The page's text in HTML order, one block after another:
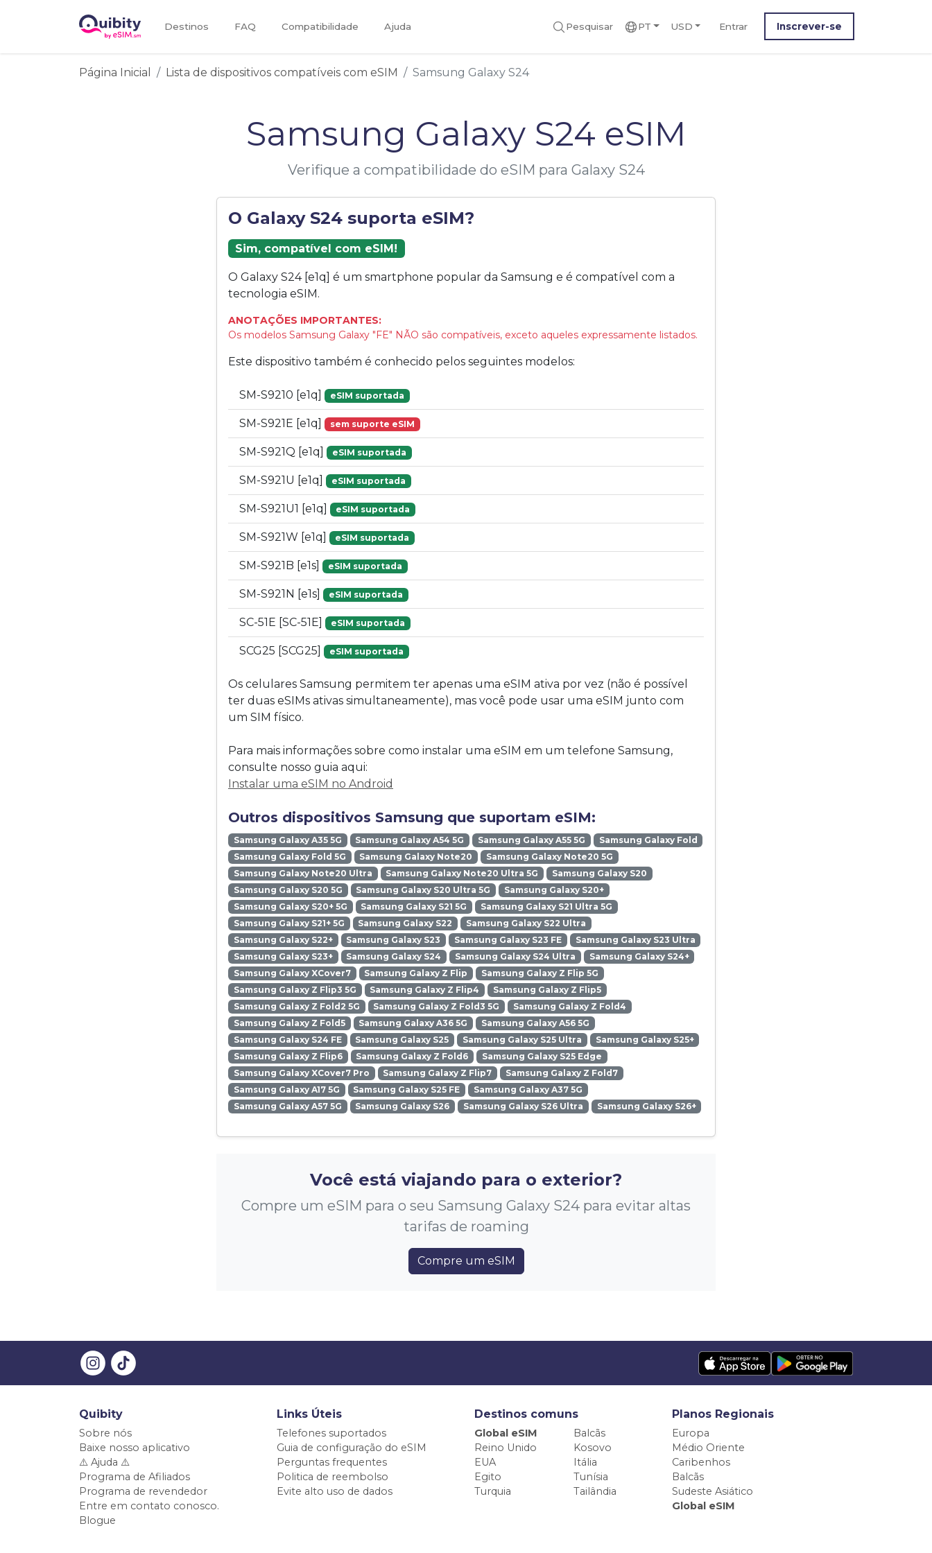
Destinos FAQ Compatibilidade Ajuda Pesquisar PT USD Entrar Inscrever-se
Página Inicial Lista de dispositivos compatíveis com eSIM Samsung Galaxy S24
Samsung Galaxy S24 eSIM
Verifique a compatibilidade do eSIM para Galaxy S24
O Galaxy S24 suporta eSIM?
Sim, compatível com eSIM!
O Galaxy S24 [e1q] é um smartphone popular da Samsung e é compatível com a
tecnologia eSIM.
ANOTAÇÕES IMPORTANTES:
Os modelos Samsung Galaxy "FE" NÃO são compatíveis, exceto aqueles expressamente listados.
Este dispositivo também é conhecido pelos seguintes modelos:
SM-S9210 [e1q] eSIM suportada
SM-S921E [e1q] sem suporte eSIM
SM-S921Q [e1q] eSIM suportada
SM-S921U [e1q] eSIM suportada
SM-S921U1 [e1q] eSIM suportada
SM-S921W [e1q] eSIM suportada
SM-S921B [e1s] eSIM suportada
SM-S921N [e1s] eSIM suportada
SC-51E [SC-51E] eSIM suportada
SCG25 [SCG25] eSIM suportada
Os celulares Samsung permitem ter apenas uma eSIM ativa por vez (não é possível
ter duas eSIMs ativas simultaneamente), mas você pode usar uma eSIM junto com
um SIM físico.
Para mais informações sobre como instalar uma eSIM em um telefone Samsung,
consulte nosso guia aqui:
Instalar uma eSIM no Android
Outros dispositivos Samsung que suportam eSIM:
Samsung Galaxy A35 5G Samsung Galaxy A54 5G Samsung Galaxy A55 5G
Samsung Galaxy Fold
Samsung Galaxy Fold 5G
Samsung Galaxy Note20
Samsung Galaxy Note20 5G
Samsung Galaxy Note20 Ultra
Samsung Galaxy Note20 Ultra 5G
Samsung Galaxy S20
Samsung Galaxy S20 5G
Samsung Galaxy S20 Ultra 5G
Samsung Galaxy S20+
Samsung Galaxy S20+ 5G
Samsung Galaxy S21 5G
Samsung Galaxy S21 Ultra 5G
Samsung Galaxy S21+ 5G
Samsung Galaxy S22
Samsung Galaxy S22 Ultra
Samsung Galaxy S22+
Samsung Galaxy S23 Samsung Galaxy S23 FE
Samsung Galaxy S23 Ultra
Samsung Galaxy S23+
Samsung Galaxy S24 Samsung Galaxy S24 Ultra
Samsung Galaxy S24+
Samsung Galaxy XCover7
Samsung Galaxy Z Flip
Samsung Galaxy Z Flip 5G
Samsung Galaxy Z Flip3 5G
Samsung Galaxy Z Flip4
Samsung Galaxy Z Flip5
Samsung Galaxy Z Fold2 5G
Samsung Galaxy Z Fold3 5G
Samsung Galaxy Z Fold4
Samsung Galaxy Z Fold5
Samsung Galaxy A36 5G
Samsung Galaxy A56 5G
Samsung Galaxy S24 FE
Samsung Galaxy S25 Samsung Galaxy S25 Ultra
Samsung Galaxy S25+
Samsung Galaxy Z Flip6
Samsung Galaxy Z Fold6
Samsung Galaxy S25 Edge
Samsung Galaxy XCover7 Pro
Samsung Galaxy Z Flip7
Samsung Galaxy Z Fold7
Samsung Galaxy A17 5G
Samsung Galaxy S25 FE
Samsung Galaxy A37 5G
Samsung Galaxy A57 5G
Samsung Galaxy S26 Samsung Galaxy S26 Ultra Samsung Galaxy S26+
Você está viajando para o exterior?
Compre um eSIM para o seu Samsung Galaxy S24 para evitar altas
tarifas de roaming
Compre um eSIM
Quibity
Sobre nós
Baixe nosso aplicativo
⚠️ Ajuda ⚠️
Programa de Afiliados
Programa de revendedor
Entre em contato conosco.
Blogue
Links Úteis
Telefones suportados
Guia de configuração do eSIM
Perguntas frequentes
Politica de reembolso
Evite alto uso de dados
Destinos comuns
Global eSIM
Balcãs
Reino Unido
Kosovo
EUA
Itália
Egito
Tunísia
Turquia
Tailândia
Planos Regionais
Europa
Médio Oriente
Caribenhos
Balcãs
Sudeste Asiático
Global eSIM